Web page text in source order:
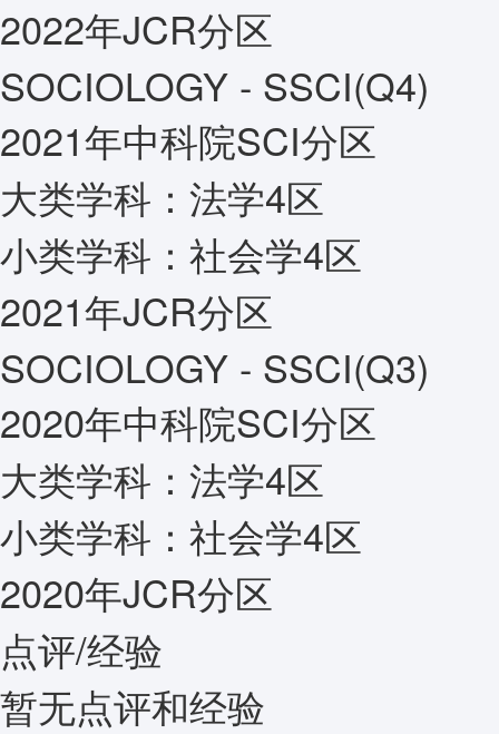
2022年JCR分区
SOCIOLOGY - SSCI(Q4)
2021年中科院SCI分区
大类学科： 法学4区
小类学科： 社会学4区
2021年JCR分区
SOCIOLOGY - SSCI(Q3)
2020年中科院SCI分区
大类学科： 法学4区
小类学科： 社会学4区
2020年JCR分区
点评/经验
暂无点评和经验